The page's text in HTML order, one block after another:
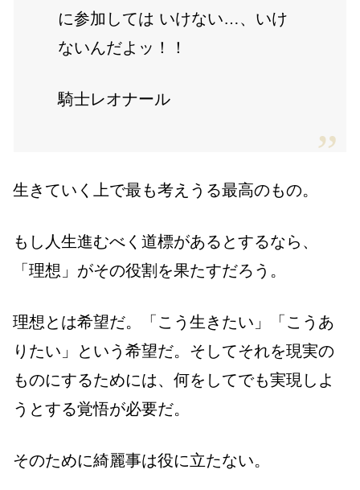
に参加しては いけない…、いけ
ないんだよッ！！
騎士レオナール
生きていく上で最も考えうる最高のもの。
もし人生進むべく道標があるとするなら、
「理想」がその役割を果たすだろう。
理想とは希望だ。「こう生きたい」「こうあ
りたい」という希望だ。そしてそれを現実の
ものにするためには、何をしてでも実現しよ
うとする覚悟が必要だ。
そのために綺麗事は役に立たない。